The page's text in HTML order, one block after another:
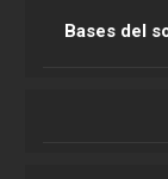
Bases del